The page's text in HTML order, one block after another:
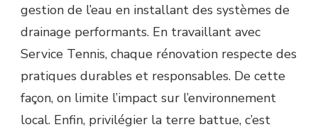
gestion de l’eau en installant des systèmes de
drainage performants. En travaillant avec
Service Tennis, chaque rénovation respecte des
pratiques durables et responsables. De cette
façon, on limite l’impact sur l’environnement
local. Enfin, privilégier la terre battue, c’est